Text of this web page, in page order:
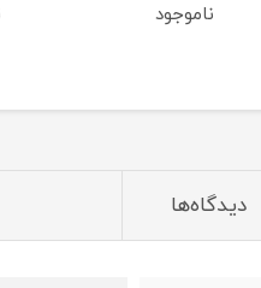
Morning Gel Cleanser
ناموجود
دیدگاه‌ها